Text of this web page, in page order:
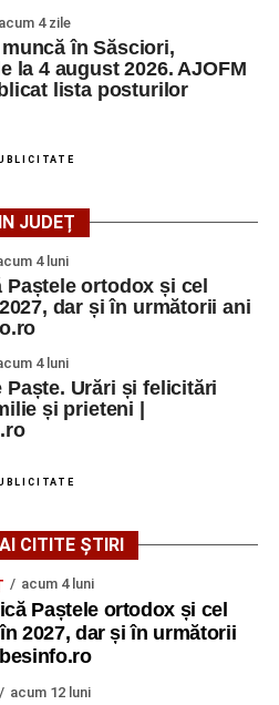
acum 4 zile
în Săsciori,
la 4 august 2026. AJOFM
lista posturilor
JUDEȚ
4 luni
Paștele ortodox și cel
dar și în următorii ani
4 luni
Paște. Urări și felicitări
și prieteni |
CITITE ȘTIRI
acum 4 luni
Paștele ortodox și cel
2027, dar și în următorii
acum 12 luni